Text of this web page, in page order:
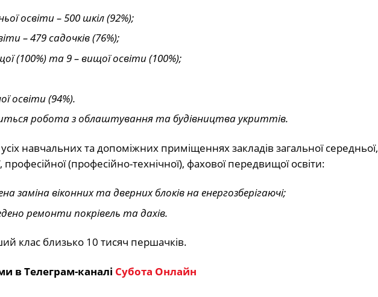
освіти – 500 шкіл (92%);
– 479 садочків (76%);
(100%) та 9 – вищої освіти (100%);
освіти (94%).
робота з облаштування та будівництва укриттів.
навчальних та допоміжних приміщеннях закладів загальної середньої,
професійної (професійно-технічної), фахової передвищої освіти:
заміна віконних та дверних блоків на енергозберігаючі;
ремонти покрівель та дахів.
клас близько 10 тисяч першачків.
в Телеграм-каналі Субота Онлайн